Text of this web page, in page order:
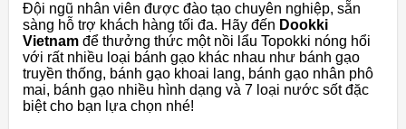
Đội ngũ nhân viên được đào tạo chuyên nghiệp, sẵn
sàng hỗ trợ khách hàng tối đa. Hãy đến Dookki
Vietnam để thưởng thức một nồi lẩu Topokki nóng hổi
với rất nhiều loại bánh gạo khác nhau như bánh gạo
truyền thống, bánh gạo khoai lang, bánh gạo nhân phô
mai, bánh gạo nhiều hình dạng và 7 loại nước sốt đặc
biệt cho bạn lựa chọn nhé!